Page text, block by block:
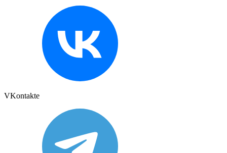
VKontakte